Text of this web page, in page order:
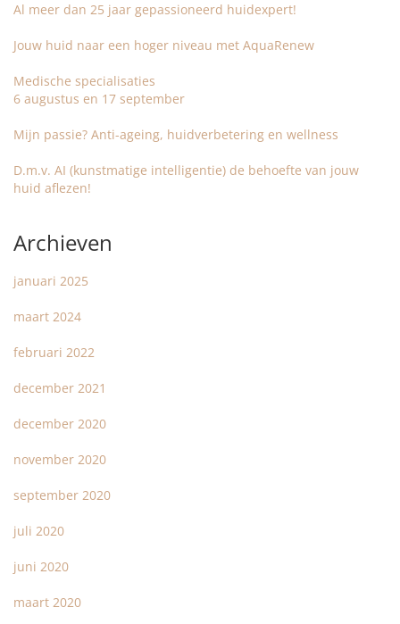
Al meer dan 25 jaar gepassioneerd huidexpert!
Jouw huid naar een hoger niveau met AquaRenew
Medische specialisaties
6 augustus en 17 september
Mijn passie? Anti-ageing, huidverbetering en wellness
D.m.v. AI (kunstmatige intelligentie) de behoefte van jouw
huid aflezen!
Archieven
januari 2025
maart 2024
februari 2022
december 2021
december 2020
november 2020
september 2020
juli 2020
juni 2020
maart 2020